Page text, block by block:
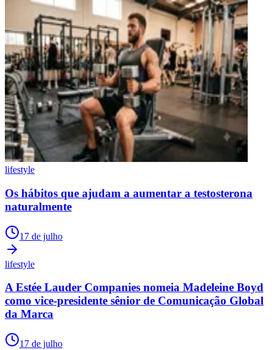
lifestyle
Os hábitos que ajudam a aumentar a testosterona
naturalmente
17 de julho
lifestyle
A Estée Lauder Companies nomeia Madeleine Boyd
como vice-presidente sênior de Comunicação Global
da Marca
17 de julho